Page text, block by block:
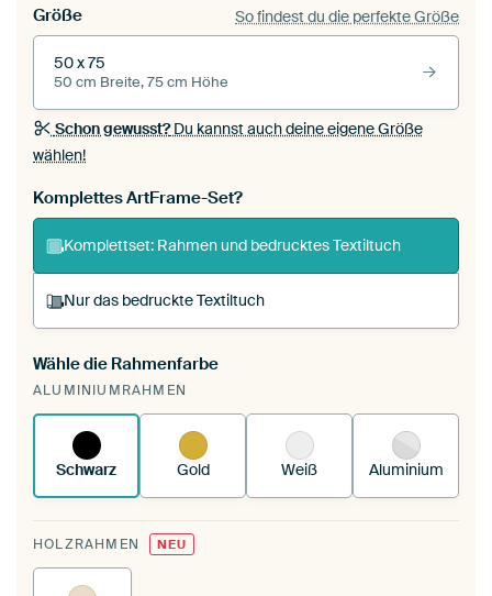
Größe So findest du die perfekte Größe
50 x 75
50 cm Breite, 75 cm Höhe
Schon gewusst?Du kannst auch deine eigene Größe
wählen!
Komplettes ArtFrame-Set?
Komplettset: Rahmen und bedrucktes Textiltuch
Nur das bedruckte Textiltuch
Du spannst einen wechselbaren Textiltuch in
deinen vorhandenen ArtFrame™.
funktioniert es.
Wähle die Rahmenfarbe
ALUMINIUMRAHMEN
Schwarz Gold Weiß Aluminium
HOLZRAHMEN NEU